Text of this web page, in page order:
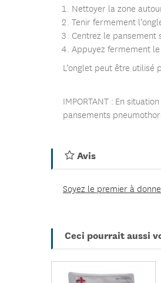
Nettoyer la zone
Tenir fermement
Centrez le pansement
Appuyez fermement
L’onglet peut être
IMPORTANT : En
pansements
Avis
Soyez le premier à
Ceci pourrait aussi